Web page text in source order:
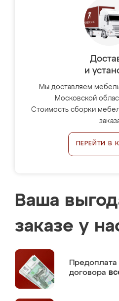
и
Мы доставляем
Московской
Стоимость сборки
ПЕРЕЙТИ В
Ваша
заказе у
Предоплата
договора